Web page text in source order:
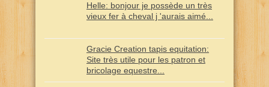
Helle: bonjour je possède un très
vieux fer à cheval j 'aurais aimé...
Gracie Creation tapis equitation:
Site très utile pour les patron et
bricolage equestre...